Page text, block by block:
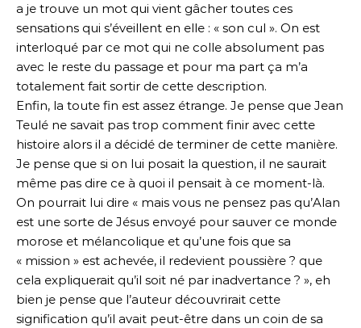
a je trouve un mot qui vient gâcher toutes ces
sensations qui s’éveillent en elle : « son cul ». On est
interloqué par ce mot qui ne colle absolument pas
avec le reste du passage et pour ma part ça m’a
totalement fait sortir de cette description.
Enfin, la toute fin est assez étrange. Je pense que Jean
Teulé ne savait pas trop comment finir avec cette
histoire alors il a décidé de terminer de cette manière.
Je pense que si on lui posait la question, il ne saurait
même pas dire ce à quoi il pensait à ce moment-là.
On pourrait lui dire « mais vous ne pensez pas qu’Alan
est une sorte de Jésus envoyé pour sauver ce monde
morose et mélancolique et qu’une fois que sa
« mission » est achevée, il redevient poussière ? que
cela expliquerait qu’il soit né par inadvertance ? », eh
bien je pense que l’auteur découvrirait cette
signification qu’il avait peut-être dans un coin de sa